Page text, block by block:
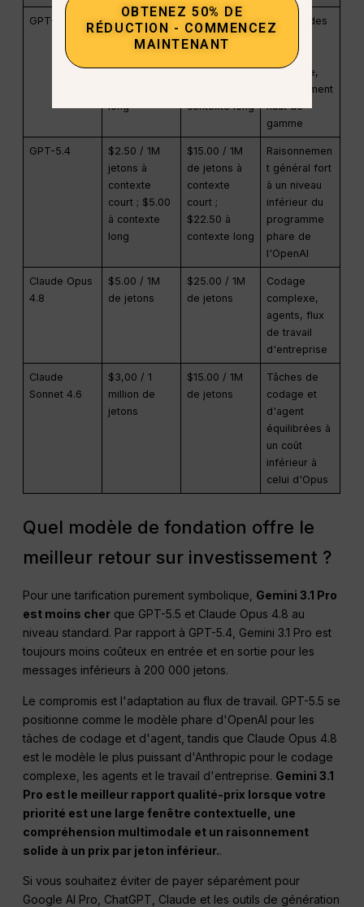
GPT-5.5
$5.00 / 1M
de jetons à
court ; $10.00
long
$30.00 / 1M
de jetons à
court ;
contexte long
Codage des
travail
agentique,
raisonnement
haut de
gamme
GPT-5.4
$2.50 / 1M
jetons à
contexte
court ; $5.00
à contexte
long
$15.00 / 1M
de jetons à
contexte
court ;
$22.50 à
contexte long
Raisonnemen
t général fort
à un niveau
inférieur du
programme
phare de
l'OpenAI
Claude Opus
4.8
$5.00 / 1M
de jetons
$25.00 / 1M
de jetons
Codage
complexe,
agents, flux
de travail
d'entreprise
Claude
Sonnet 4.6
$3,00 / 1
million de
jetons
$15.00 / 1M
de jetons
Tâches de
codage et
d'agent
équilibrées à
un coût
inférieur à
celui d'Opus
Quel modèle de fondation offre le
meilleur retour sur investissement ?
Pour une tarification purement symbolique, Gemini 3.1 Pro
est moins cher que GPT-5.5 et Claude Opus 4.8 au
niveau standard. Par rapport à GPT-5.4, Gemini 3.1 Pro est
toujours moins coûteux en entrée et en sortie pour les
messages inférieurs à 200 000 jetons.
Le compromis est l'adaptation au flux de travail. GPT-5.5 se
positionne comme le modèle phare d'OpenAI pour les
tâches de codage et d'agent, tandis que Claude Opus 4.8
est le modèle le plus puissant d'Anthropic pour le codage
complexe, les agents et le travail d'entreprise. Gemini 3.1
Pro est le meilleur rapport qualité-prix lorsque votre
priorité est une large fenêtre contextuelle, une
compréhension multimodale et un raisonnement
solide à un prix par jeton inférieur..
Si vous souhaitez éviter de payer séparément pour
Google AI Pro, ChatGPT, Claude et les outils de génération
OBTENEZ 50% DE
RÉDUCTION - COMMENCEZ
MAINTENANT